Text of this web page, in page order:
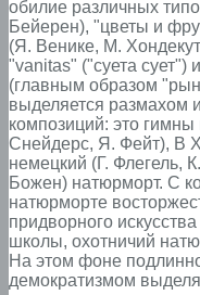
обилие различных
Бейерен), "цветы и
(Я. Венике, М.
"vanitas" ("суета
(главным образом
выделяется размахом
композиций: это
Снейдерс, Я. Фейт), В
немецкий (Г. Флегель,
Божен) натюрморт. С
натюрморте
придворного
школы, охотничий
На этом фоне
демократизмом